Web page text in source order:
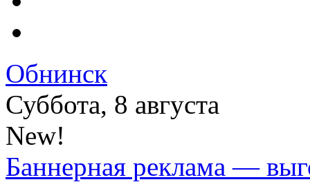
Обнинск
Суббота, 8 августа
New!
Баннерная реклама —